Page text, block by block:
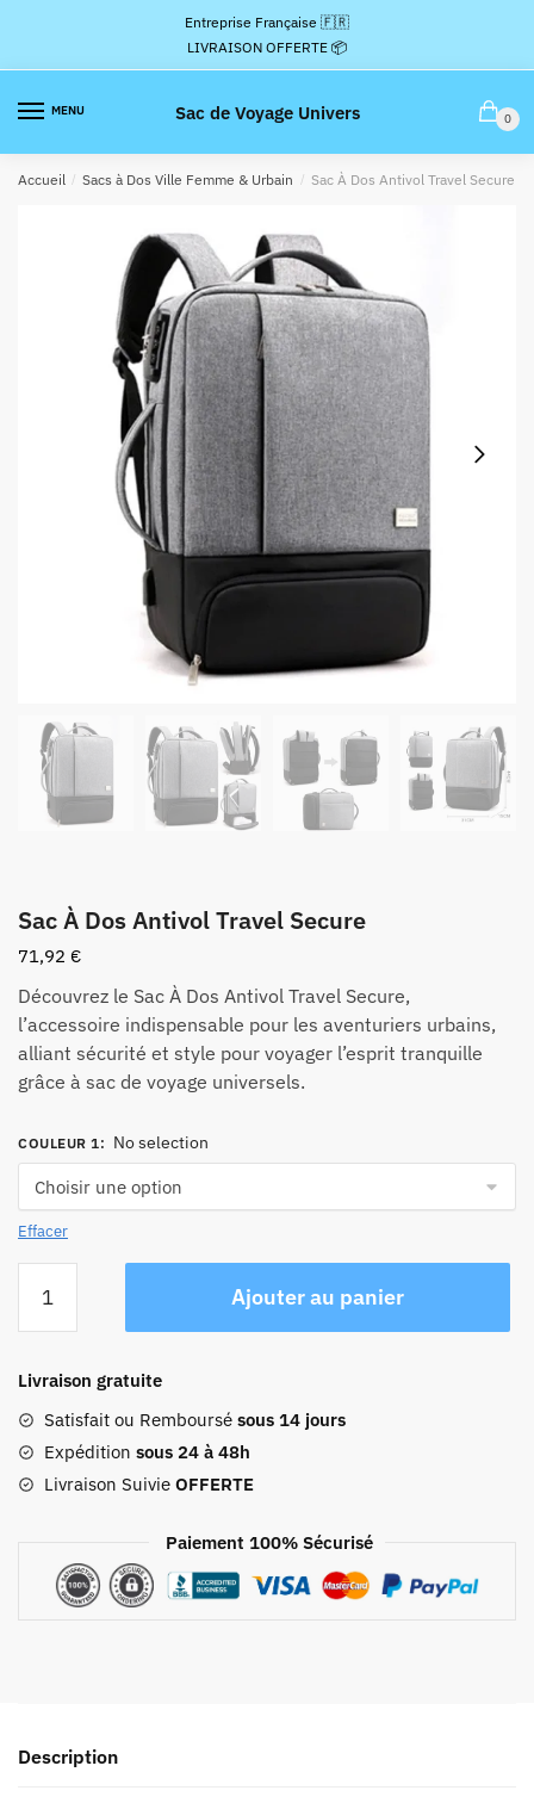
la
navigation
contenu
Entreprise Française 🇫🇷
LIVRAISON OFFERTE 📦
MENU Sac de Voyage Univers 0
Accueil / Sacs à Dos Ville Femme & Urbain / Sac À Dos Antivol Travel Secure
Sac À Dos Antivol Travel Secure
71,92 €
Découvrez le Sac À Dos Antivol Travel Secure,
l’accessoire indispensable pour les aventuriers urbains,
alliant sécurité et style pour voyager l’esprit tranquille
grâce à sac de voyage universels.
COULEUR 1: No selection
Effacer
Sac
Dos
Antivol
Travel
Secure
Ajouter au panier
Livraison gratuite
Satisfait ou Remboursé sous 14 jours
Expédition sous 24 à 48h
Livraison Suivie OFFERTE
Paiement 100% Sécurisé
Description